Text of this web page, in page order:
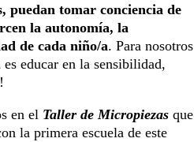
puedan tomar conciencia de
la autonomía, la
de cada niño/a. Para nosotros
educar en la sensibilidad,
en el Taller de Micropiezas que
la primera escuela de este